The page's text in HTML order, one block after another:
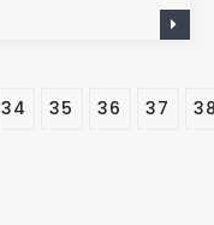
34 35 36 37